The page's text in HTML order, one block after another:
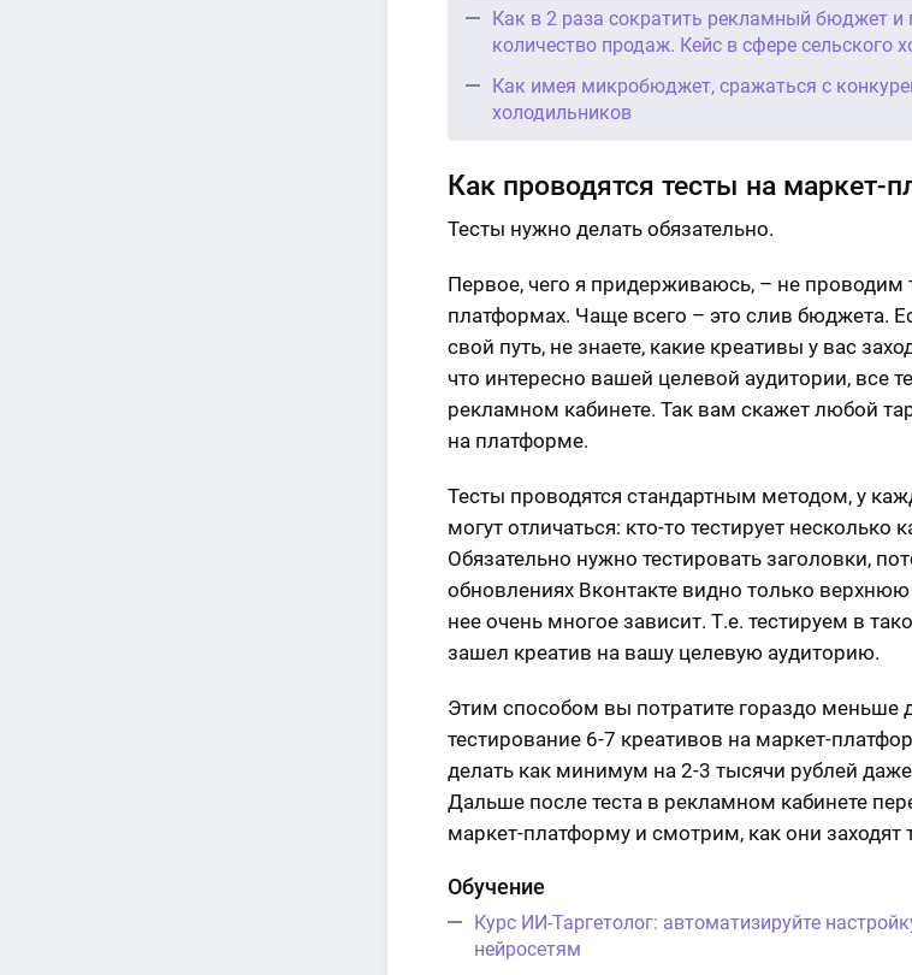
Как в 2 раза сократить рекламный бюджет и
количество продаж. Кейс в сфере сельского
Как имея микробюджет, сражаться с
холодильников
Как проводятся тесты на маркет-
Тесты нужно делать обязательно.
Первое, чего я придерживаюсь, – не проводим
платформах. Чаще всего – это слив бюджета.
свой путь, не знаете, какие креативы у вас
что интересно вашей целевой аудитории, все
рекламном кабинете. Так вам скажет любой
на платформе.
Тесты проводятся стандартным методом, у
могут отличаться: кто-то тестирует несколько
Обязательно нужно тестировать заголовки,
обновлениях Вконтакте видно только
нее очень многое зависит. Т.е. тестируем в
зашел креатив на вашу целевую аудиторию.
Этим способом вы потратите гораздо меньше
тестирование 6-7 креативов на маркет-
делать как минимум на 2-3 тысячи рублей
Дальше после теста в рекламном кабинете
маркет-платформу и смотрим, как они заходят
Обучение
Курс ИИ-Таргетолог: автоматизируйте
нейросетям